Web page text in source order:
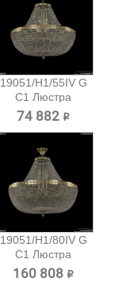
19051/H1/55IV G
C1 Люстра
Bohemia...
74 882 ₽
19051/H1/80IV G
C1 Люстра
Bohemia...
160 808 ₽